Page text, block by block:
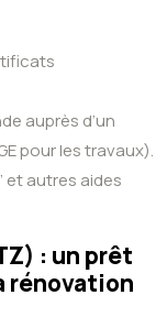
auprès d’un
pour les travaux).
et autres aides
: un prêt
rénovation